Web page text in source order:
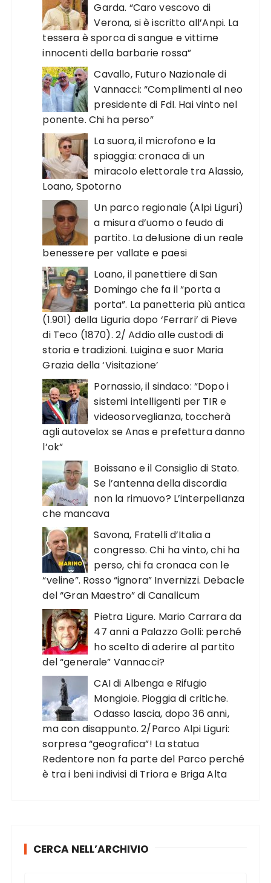
Garda. “Caro vescovo di
Verona, si è iscritto all’Anpi. La
tessera è sporca di sangue e vittime
innocenti della barbarie rossa”
Cavallo, Futuro Nazionale di
Vannacci: “Complimenti al neo
presidente di FdI. Hai vinto nel
ponente. Chi ha perso”
La suora, il microfono e la
spiaggia: cronaca di un
miracolo elettorale tra Alassio,
Loano, Spotorno
Un parco regionale (Alpi Liguri)
a misura d’uomo o feudo di
partito. La delusione di un reale
benessere per vallate e paesi
Loano, il panettiere di San
Domingo che fa il “porta a
porta”. La panetteria più antica
(1.901) della Liguria dopo ‘Ferrari’ di Pieve
di Teco (1870). 2/ Addio alle custodi di
storia e tradizioni. Luigina e suor Maria
Grazia della ‘Visitazione’
Pornassio, il sindaco: “Dopo i
sistemi intelligenti per TIR e
videosorveglianza, toccherà
agli autovelox se Anas e prefettura danno
l’ok”
Boissano e il Consiglio di Stato.
Se l’antenna della discordia
non la rimuovo? L’interpellanza
che mancava
Savona, Fratelli d’Italia a
congresso. Chi ha vinto, chi ha
perso, chi fa cronaca con le
“veline”. Rosso “ignora” Invernizzi. Debacle
del “Gran Maestro” di Canalicum
Pietra Ligure. Mario Carrara da
47 anni a Palazzo Golli: perché
ho scelto di aderire al partito
del “generale” Vannacci?
CAI di Albenga e Rifugio
Mongioie. Pioggia di critiche.
Odasso lascia, dopo 36 anni,
ma con disappunto. 2/Parco Alpi Liguri:
sorpresa “geografica”! La statua
Redentore non fa parte del Parco perché
è tra i beni indivisi di Triora e Briga Alta
CERCA NELL’ARCHIVIO